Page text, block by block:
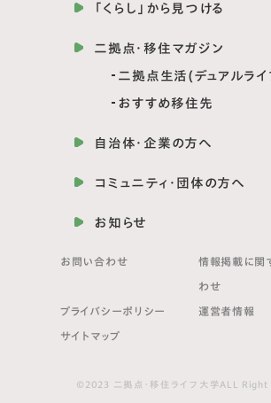
「くらし」から見つける
二拠点・移住マガジン
二拠点生活(デュアルライ
おすすめ移住先
自治体・企業の方へ
コミュニティ・団体の方へ
お知らせ
お問い合わせ 情報掲載に関
わせ
プライバシーポリシー 運営者情報
サイトマップ
©2023 二拠点・移住ライフ大学ALL Right